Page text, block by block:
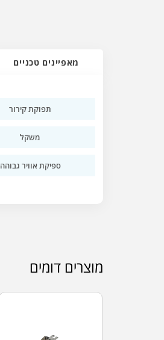
מאפיינים טכניים
תפוקת קירור
משקל
ספיקת אוויר גבוהה
מוצרים דומים